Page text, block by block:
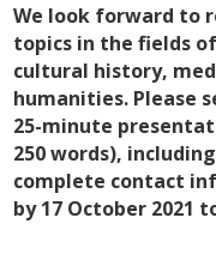
We look forward to
topics in the fields
cultural history,
humanities. Please
25-minute
250 words),
complete contact
by 17 October 2021